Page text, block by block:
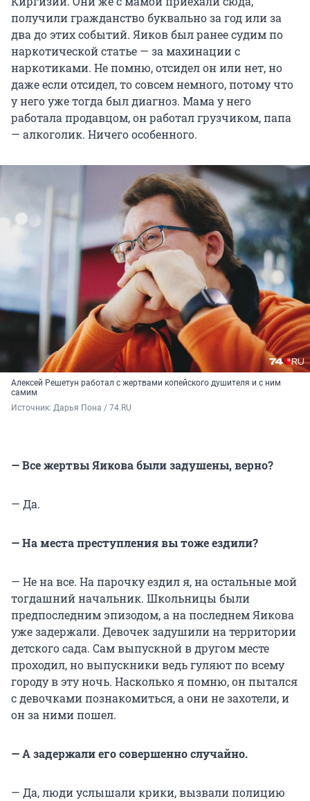
получили гражданство буквально за год или за
два до этих событий. Яиков был ранее судим по
наркотической статье — за махинации с
наркотиками. Не помню, отсидел он или нет, но
даже если отсидел, то совсем немного, потому что
у него уже тогда был диагноз. Мама у него
работала продавцом, он работал грузчиком, папа
— алкоголик. Ничего особенного.
Алексей Решетун работал с жертвами копейского душителя и с ним
самим
Источник: Дарья Пона / 74.RU
— Все жертвы Яикова были задушены, верно?
— Да.
— На места преступления вы тоже ездили?
— Не на все. На парочку ездил я, на остальные мой
тогдашний начальник. Школьницы были
предпоследним эпизодом, а на последнем Яикова
уже задержали. Девочек задушили на территории
детского сада. Сам выпускной в другом месте
проходил, но выпускники ведь гуляют по всему
городу в эту ночь. Насколько я помню, он пытался
с девочками познакомиться, а они не захотели, и
он за ними пошел.
— А задержали его совершенно случайно.
— Да, люди услышали крики, вызвали полицию